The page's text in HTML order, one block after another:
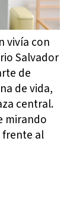
vivía con
Salvador
de
de vida,
central.
mirando
frente al